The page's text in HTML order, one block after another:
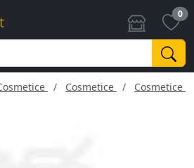
0
Cosmetice Cosmetice